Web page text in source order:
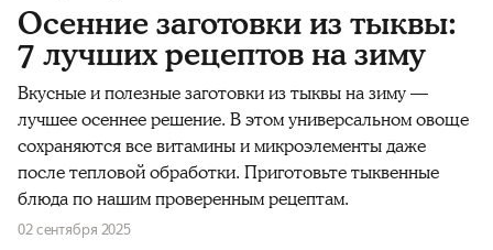
Осенние заготовки из тыквы:
7 лучших рецептов на зиму
Вкусные и полезные заготовки из тыквы на зиму —
лучшее осеннее решение. В этом универсальном овоще
сохраняются все витамины и микроэлементы даже
после тепловой обработки. Приготовьте тыквенные
блюда по нашим проверенным рецептам.
02 сентября 2025